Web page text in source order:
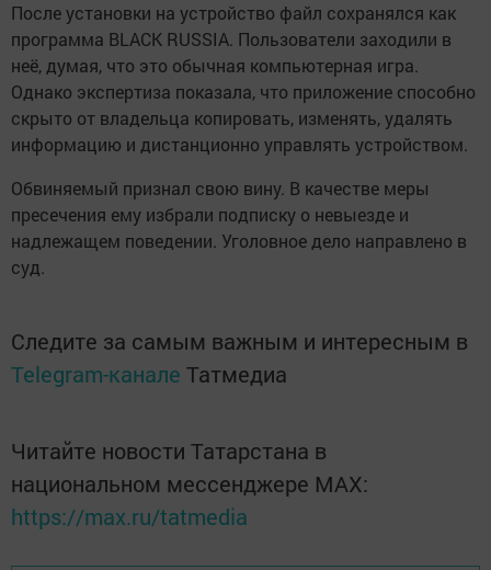
После установки на устройство файл сохранялся как
программа BLACK RUSSIA. Пользователи заходили в
неё, думая, что это обычная компьютерная игра.
Однако экспертиза показала, что приложение способно
скрыто от владельца копировать, изменять, удалять
информацию и дистанционно управлять устройством.
Обвиняемый признал свою вину. В качестве меры
пресечения ему избрали подписку о невыезде и
надлежащем поведении. Уголовное дело направлено в
суд.
Следите за самым важным и интересным в
Telegram-канале Татмедиа
Читайте новости Татарстана в
национальном мессенджере MАХ:
https://max.ru/tatmedia